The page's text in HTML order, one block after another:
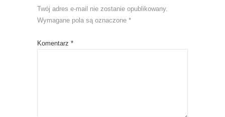
Twój adres e-mail nie zostanie opublikowany.
Wymagane pola są oznaczone *
Komentarz *